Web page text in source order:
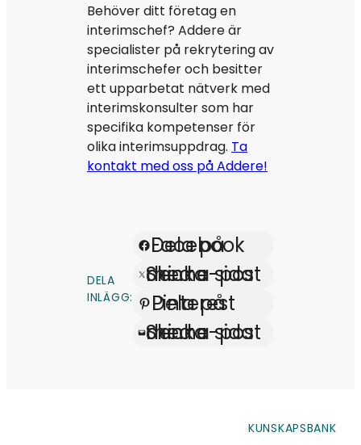
Behöver ditt företag en
interimschef? Addere är
specialister på rekrytering av
interimschefer och besitter
ett upparbetat nätverk med
interimskonsulter som har
specifika kompetenser för
olika interimsuppdrag. Ta
kontakt med oss på Addere!
DELA
INLÄGG:
Dela på Facebook
Skicka denna sida med e-post
Dela på Pinterest
Skicka denna sida med e-post
KUNSKAPSBANK